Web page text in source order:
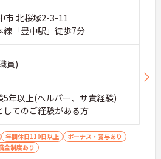
るポジション♪
所づくりが可能！
体的に動ける
長実感が魅力です
の環境
い体制♪
回フォロー
がバックアップ
に支援あり
市 北桜塚2-3-11
線「豊中駅」徒歩7分
員)
年以上(ヘルパー、サ責経験)
てのご経験がある方
年間休日110日以上
ボーナス・賞与あり
金制度あり